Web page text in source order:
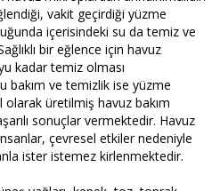
vakit geçirdiği yüzme
içerisindeki su da temiz ve
bir eğlence için havuz
kadar temiz olması
bakım ve temizlik ise yüzme
olarak üretilmiş havuz bakım
sonuçlar vermektedir. Havuz
çevresel etkiler nedeniyle
ister istemez kirlenmektedir.